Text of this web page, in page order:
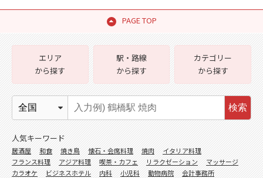
PAGE TOP
エリア
から探す
駅・路線
から探す
カテゴリー
から探す
検索
人気キーワード
居酒屋 和食 焼き鳥 懐石・会席料理 焼肉
イタリア料理
フランス料理
アジア料理 喫茶・カフェ リラクゼーション
マッサージ
カラオケ
ビジネスホテル 内科 小児科 動物病院
会計事務所